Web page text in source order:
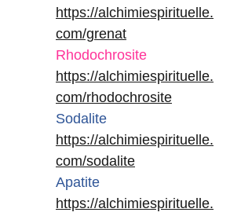
https://alchimiespirituelle.
com/grenat
Rhodochrosite
https://alchimiespirituelle.
com/rhodochrosite
Sodalite
https://alchimiespirituelle.
com/sodalite
Apatite
https://alchimiespirituelle.